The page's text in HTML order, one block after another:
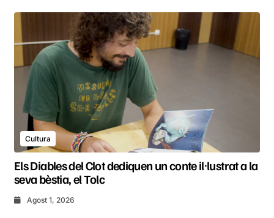
Cultura
Els Diables del Clot dediquen un conte il·lustrat a la
seva bèstia, el Tolc
Agost 1, 2026